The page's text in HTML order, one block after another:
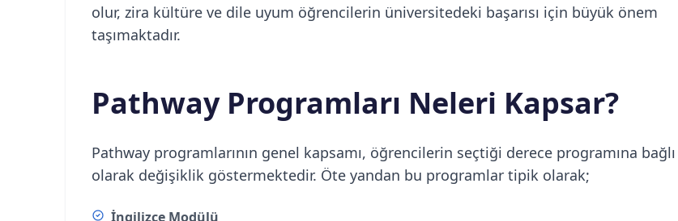
olur, zira kültüre ve dile uyum öğrencilerin üniversitedeki başarısı için büyük önem
taşımaktadır.
Pathway Programları Neleri Kapsar?
Pathway programlarının genel kapsamı, öğrencilerin seçtiği derece programına bağlı
olarak değişiklik göstermektedir. Öte yandan bu programlar tipik olarak;
İngilizce Modülü